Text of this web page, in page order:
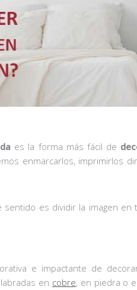
es la forma más fácil de
enmarcarlos, imprimirlos
sentido es dividir la imagen
e impactante de
en cobre, en piedra o